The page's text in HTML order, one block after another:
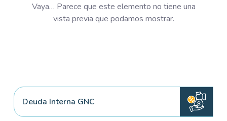
Vaya… Parece que este elemento no tiene una
vista previa que podamos mostrar.
Deuda Interna GNC